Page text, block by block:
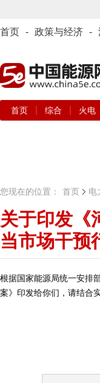
首页 - 政策与经济 -
首页 综合 火电
您现在的位置： 首页 电
关于印发《
当市场干预
根据国家能源局统一安排
案》印发给你们，请结合